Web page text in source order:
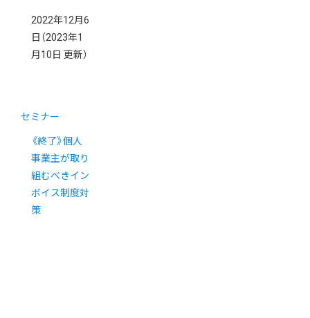
2022年12月6
日 （2023年1
月10日 更新）
セミナー
《終了》個人
事業主が取り
組むべきイン
ボイス制度対
策